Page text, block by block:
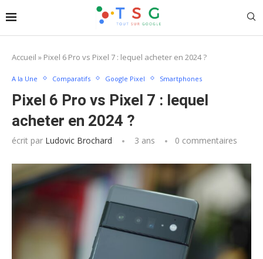
Accueil » Pixel 6 Pro vs Pixel 7 : lequel acheter en 2024 ?
A la Une Comparatifs Google Pixel Smartphones
Pixel 6 Pro vs Pixel 7 : lequel
acheter en 2024 ?
écrit par Ludovic Brochard 3 ans 0 commentaires